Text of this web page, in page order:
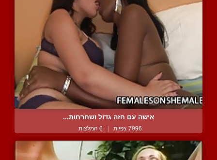
אישה עם חזה גדול ושחרחות...
7996 צפיות | 6 המלצות